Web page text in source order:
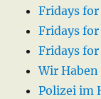
Fridays
Fridays for
Fridays
Wir Haben
Polizei im